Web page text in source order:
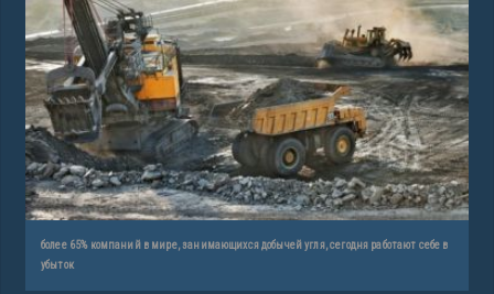
более 65% компаний в мире, занимающихся добычей угля, сегодня работают себе в
убыток